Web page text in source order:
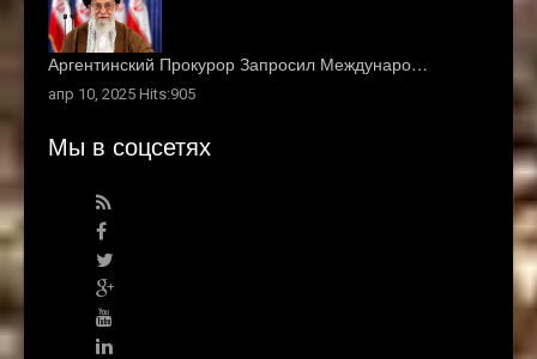
Аргентинский Прокурор Запросил Междунаро…
апр 10, 2025 Hits:905
Мы в соцсетях